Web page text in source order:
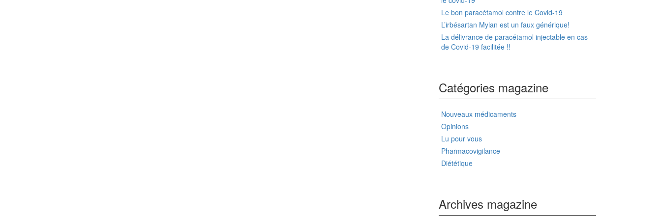
Le bon paracétamol contre le Covid-19
L’irbésartan Mylan est un faux générique!
La délivrance de paracétamol injectable en cas
de Covid-19 facilitée !!
Catégories magazine
Nouveaux médicaments
Opinions
Lu pour vous
Pharmacovigilance
Diététique
Archives magazine